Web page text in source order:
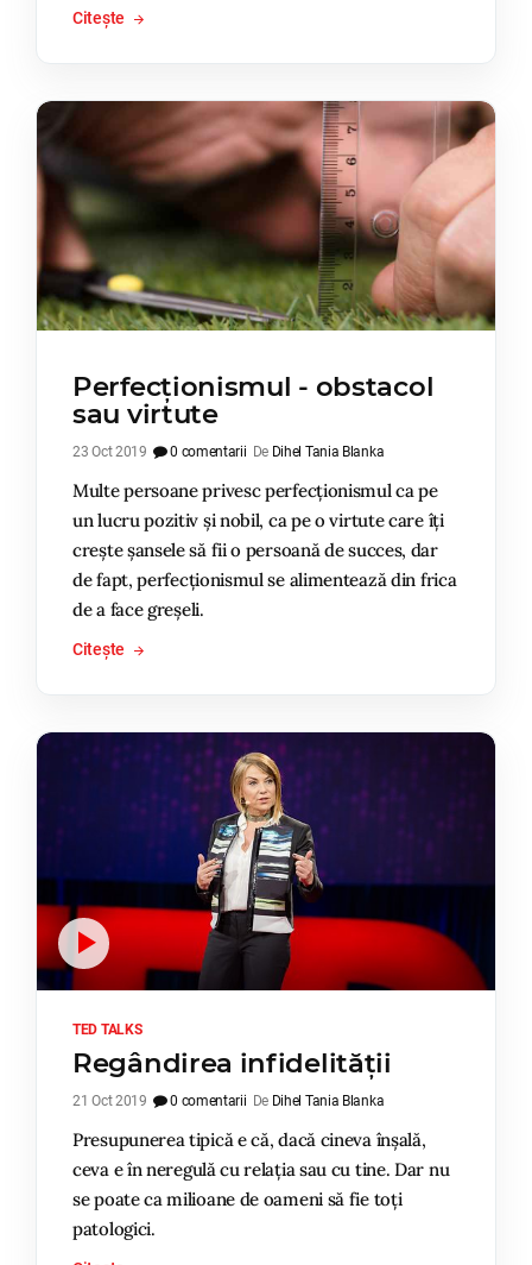
Citește
Perfecționismul - obstacol
sau virtute
23 Oct 2019 0 comentarii De Dihel Tania Blanka
Multe persoane privesc perfecționismul ca pe
un lucru pozitiv și nobil, ca pe o virtute care îți
crește șansele să fii o persoană de succes, dar
de fapt, perfecționismul se alimentează din frica
de a face greșeli.
Citește
TED TALKS
Regândirea infidelității
21 Oct 2019 0 comentarii De Dihel Tania Blanka
Presupunerea tipică e că, dacă cineva înșală,
ceva e în neregulă cu relația sau cu tine. Dar nu
se poate ca milioane de oameni să fie toți
patologici.